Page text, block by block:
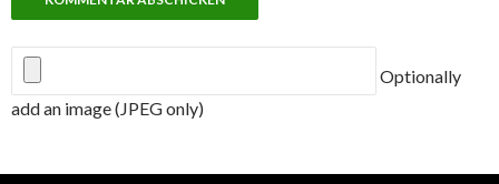
Optionally
add an image (JPEG only)